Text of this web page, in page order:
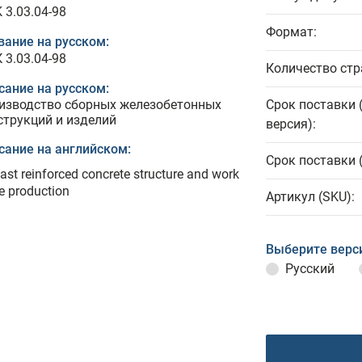
3.03.04-98
на русском:
98
на русском:
сборных железобетонных
и изделий
на английском:
reinforced concrete structure and work
production
Формат:
Количество
Срок поставки
версия):
Срок поставки
Артикул (SKU):
Выберите
Русский